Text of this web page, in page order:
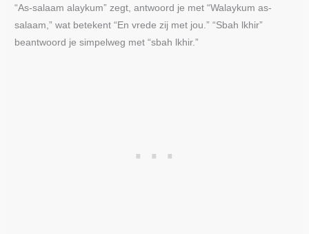
“As-salaam alaykum” zegt, antwoord je met “Walaykum as-
salaam,” wat betekent “En vrede zij met jou.” “Sbah lkhir”
beantwoord je simpelweg met “sbah lkhir.”